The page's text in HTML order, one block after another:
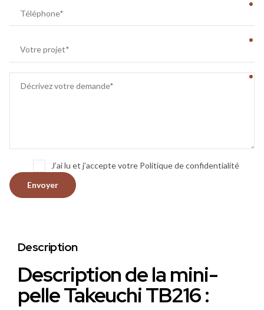
J’ai lu et j’accepte votre Politique de confidentialité
Description
Description de la mini-
pelle Takeuchi TB216 :